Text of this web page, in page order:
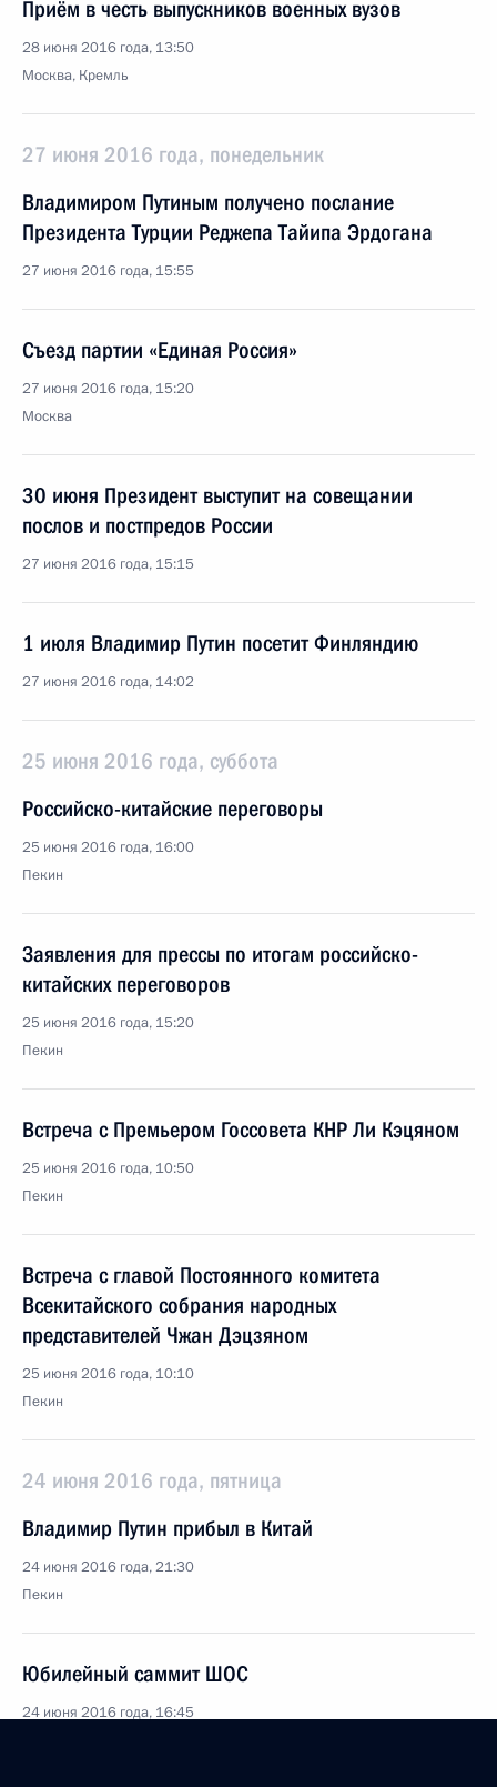
Приём в честь выпускников военных вузов
28 июня 2016 года, 13:50
Москва, Кремль
27 июня 2016 года, понедельник
Владимиром Путиным получено послание
Президента Турции Реджепа Тайипа Эрдогана
27 июня 2016 года, 15:55
Съезд партии «Единая Россия»
27 июня 2016 года, 15:20
Москва
30 июня Президент выступит на совещании
послов и постпредов России
27 июня 2016 года, 15:15
1 июля Владимир Путин посетит Финляндию
27 июня 2016 года, 14:02
25 июня 2016 года, суббота
Российско-китайские переговоры
25 июня 2016 года, 16:00
Пекин
Заявления для прессы по итогам российско-
китайских переговоров
25 июня 2016 года, 15:20
Пекин
Встреча с Премьером Госсовета КНР Ли Кэцяном
25 июня 2016 года, 10:50
Пекин
Встреча с главой Постоянного комитета
Всекитайского собрания народных
представителей Чжан Дэцзяном
25 июня 2016 года, 10:10
Пекин
24 июня 2016 года, пятница
Владимир Путин прибыл в Китай
24 июня 2016 года, 21:30
Пекин
Юбилейный саммит ШОС
24 июня 2016 года, 16:45